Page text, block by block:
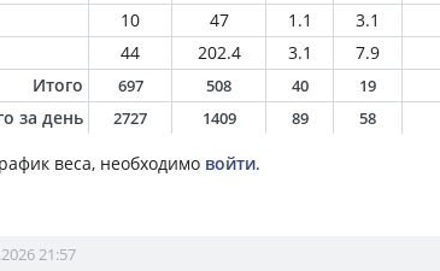
10 47 1.1 3.1
44 202.4 3.1 7.9
Итого
697 508 40 19
за день 2727 1409 89 58
веса, необходимо войти.
21:57